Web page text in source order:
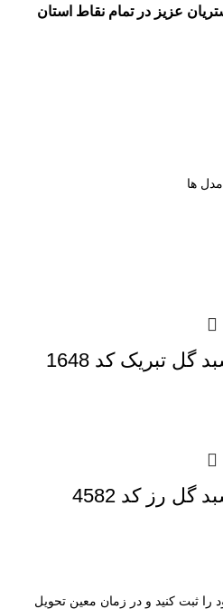
عزیز در تمام نقاط استان
گل تبریک کد 1648
گل رز کد 4582
ثبت کنید و در زمان معین تحویل